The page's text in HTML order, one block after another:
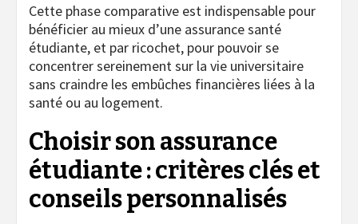
Cette phase comparative est indispensable pour
bénéficier au mieux d’une assurance santé
étudiante, et par ricochet, pour pouvoir se
concentrer sereinement sur la vie universitaire
sans craindre les embûches financières liées à la
santé ou au logement.
Choisir son assurance
étudiante : critères clés et
conseils personnalisés